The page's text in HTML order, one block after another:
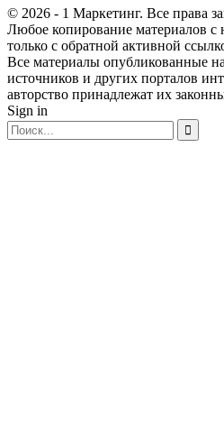
© 2026 - 1 Маркетинг. Все права
Любое копирование материалов с
только с обратной активной
Все материалы опубликованные
источников и других порталов
авторство принадлежат их
Sign in